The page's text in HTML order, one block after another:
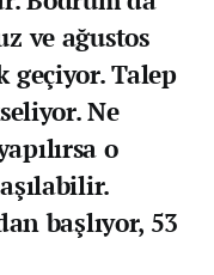
ve ağustos
geçiyor. Talep
Ne
o
başlıyor, 53